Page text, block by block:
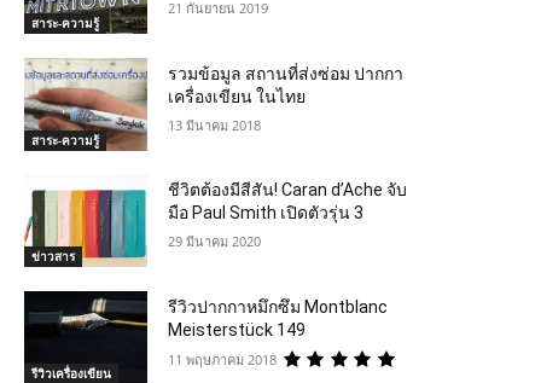
สาระ-ความรู้
21 กันยายน 2019
สาระ-ความรู้
รวมข้อมูล สถานที่ส่งซ่อม ปากกา
เครื่องเขียน ในไทย
13 มีนาคม 2018
ข่าวสาร
ชีวิตต้องมีสีสัน! Caran d’Ache จับ
มือ Paul Smith เปิดตัวรุ่น 3
29 มีนาคม 2020
รีวิวเครื่องเขียน
รีวิวปากกาหมึกซึม Montblanc
Meisterstück 149
11 พฤษภาคม 2018